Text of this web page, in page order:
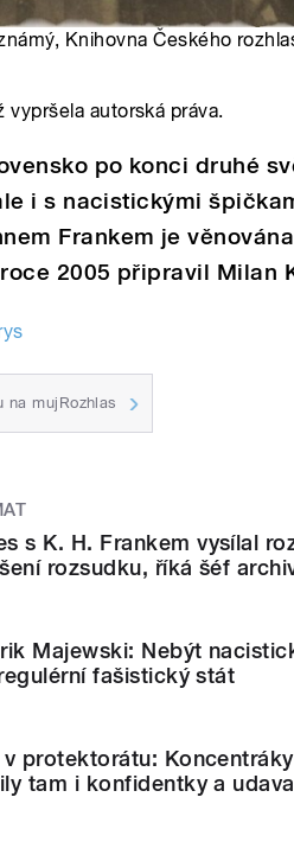
Knihovna Českého
autorská práva.
po konci druhé
i s nacistickými
Frankem je
2005 připravil Milan
mujRozhlas
s K. H. Frankem vysílal
rozsudku, říká šéf
Majewski: Nebýt
fašistický stát
protektorátu:
tam i konfidentky a